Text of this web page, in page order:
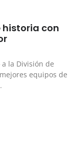
historia con
la División de
equipos de